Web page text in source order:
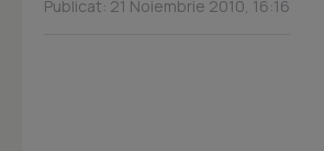
Publicat: 21 Noiembrie 2010, 16:16